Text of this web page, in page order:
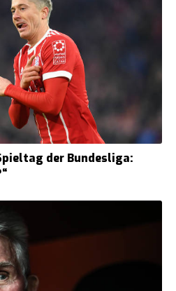
der Bundesliga: